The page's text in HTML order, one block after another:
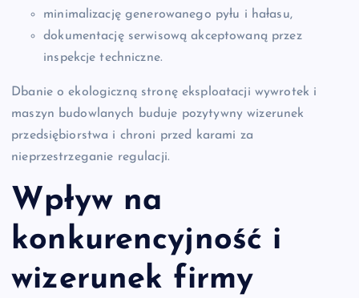
minimalizację generowanego pyłu i hałasu,
dokumentację serwisową akceptowaną przez
inspekcje techniczne.
Dbanie o ekologiczną stronę eksploatacji wywrotek i
maszyn budowlanych buduje pozytywny wizerunek
przedsiębiorstwa i chroni przed karami za
nieprzestrzeganie regulacji.
Wpływ na
konkurencyjność i
wizerunek firmy